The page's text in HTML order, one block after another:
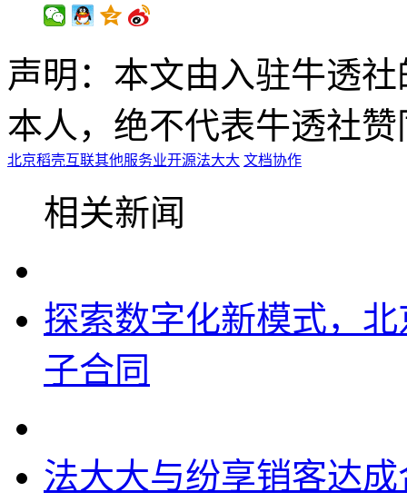
声明：本文由入驻牛透
本人，绝不代表牛透社
北京稻壳互联其他服务业开源法大大 文档协作
相关新闻
探索数字化新模式，
子合同
法大大与纷享销客达